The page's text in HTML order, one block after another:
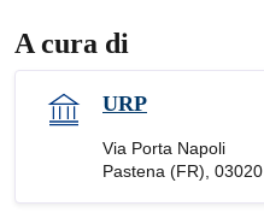
A cura di
URP
Via Porta Napoli
Pastena (FR), 03020